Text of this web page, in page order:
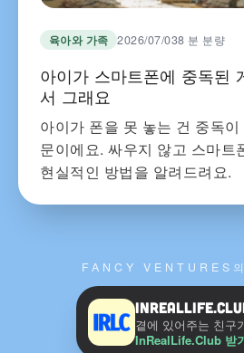
육아와 가족 2026/07/038 분 분량
아이가 스마트폰에 중독된
서 그래요
아이가 폰을 못 놓는 건 중독
문이에요. 싸우지 않고 스마트
현실적인 방법을 알려드려요.
FANCY VENTURES
곁에 있어주는 친구
InRealLife.Club 받